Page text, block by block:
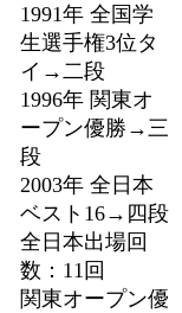
1991年 全国学
生選手権3位タ
イ→二段
1996年 関東オ
ープン優勝→三
段
2003年 全日本
ベスト16→四段
全日本出場回
数：11回
関東オープン優